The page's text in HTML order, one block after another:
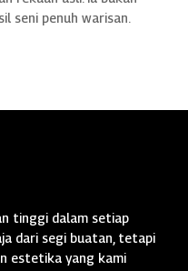
seni penuh warisan.
tinggi dalam setiap
dari segi buatan, tetapi
estetika yang kami